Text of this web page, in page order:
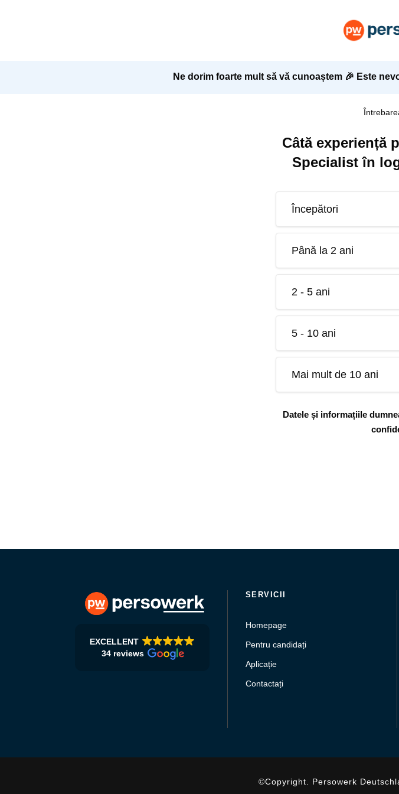
Ne dorim foarte mult să vă cunoaștem 🎉 Este
Câtă experiență
Specialist în
Începători
Până la 2 ani
2 - 5 ani
5 - 10 ani
Mai mult de 10 ani
Datele și informațiile
EXCELLENT
34 reviews
SERVICII
Homepage
Pentru candidați
Aplicație
Contactați
©Copyright. Persowerk